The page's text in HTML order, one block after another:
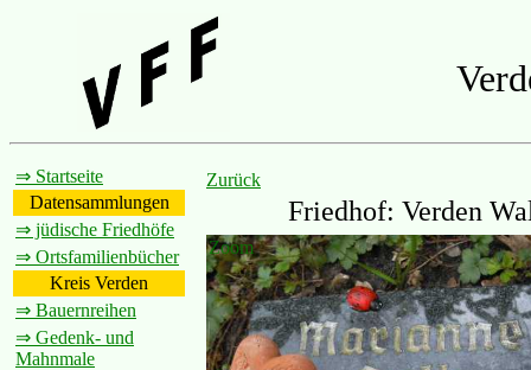
⇒ Startseite
Datensammlungen
⇒ jüdische Friedhöfe
⇒ Ortsfamilienbücher
Kreis Verden
⇒ Bauernreihen
⇒ Gedenk- und
Mahnmale
Zurück
Friedhof: Verden
Zoom